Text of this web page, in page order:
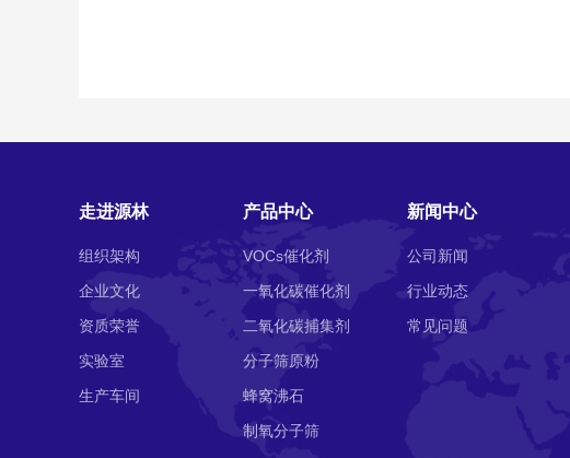
走进源林
组织架构
企业文化
资质荣誉
实验室
生产车间
产品中心
VOCs催化剂
一氧化碳催化剂
二氧化碳捕集剂
分子筛原粉
蜂窝沸石
制氧分子筛
新闻中心
公司新闻
行业动态
常见问题